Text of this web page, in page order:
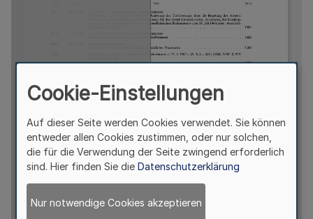
Cookie-Einstellungen
Auf dieser Seite werden Cookies verwendet. Sie können
entweder allen Cookies zustimmen, oder nur solchen,
die für die Verwendung der Seite zwingend erforderlich
sind. Hier finden Sie die Datenschutzerklärung
Nur notwendige Cookies akzeptieren